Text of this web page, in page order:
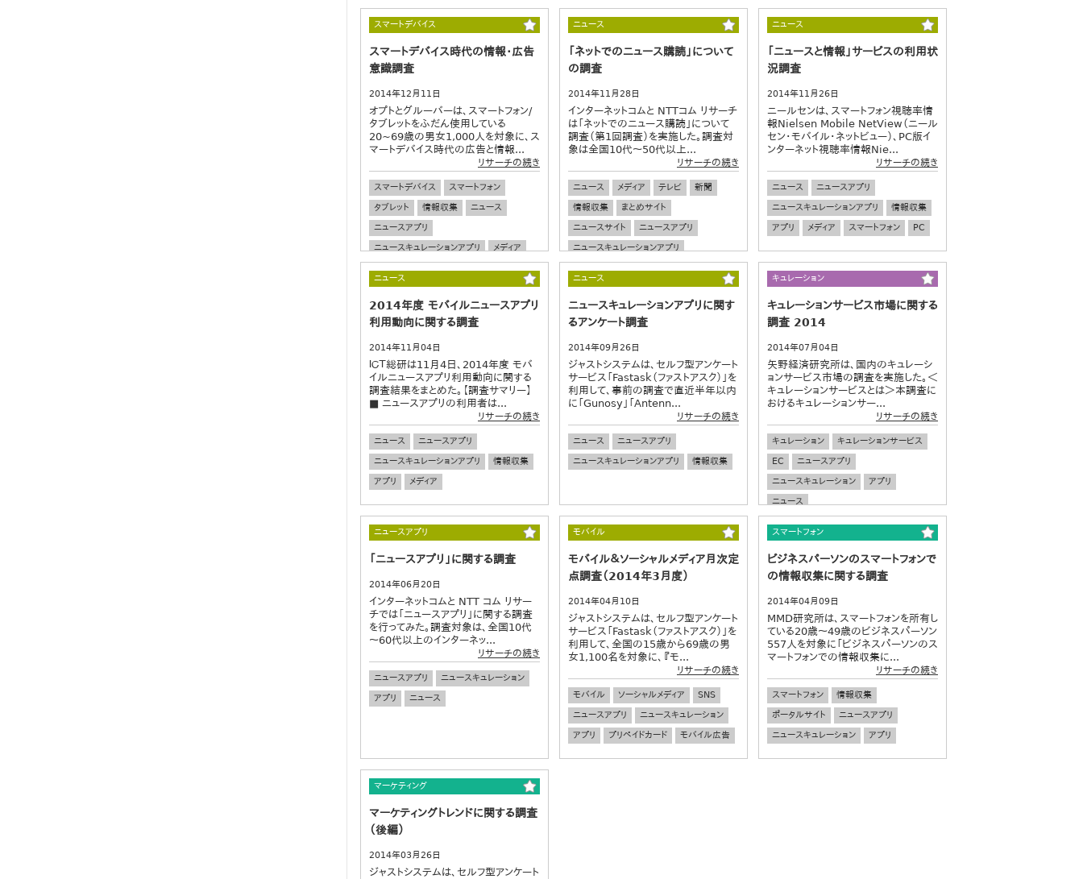
スマホショッピング
トレンド
スマートデバイス
スマートデバイス時代の情報・広告
意識調査
2014年12月11日
オプトとグルーバーは、スマートフォン/
タブレットをふだん使用している
20~69歳の男女1,000人を対象に、ス
マートデバイス時代の広告と情報...
リサーチの続き
スマートデバイス
スマートフォン
タブレット
情報収集
ニュース
ニュースアプリ
ニュースキュレーションアプリ
メディア
デジタルマーケティング
ニュース
「ネットでのニュース購読」について
の調査
2014年11月28日
インターネットコムと NTTコム リサーチ
は「ネットでのニュース購読」について
調査（第1回調査）を実施した。調査対
象は全国10代～50代以上...
リサーチの続き
ニュース メディア テレビ
新聞
情報収集
まとめサイト
ニュースサイト
ニュースアプリ
ニュースキュレーションアプリ
ニュース
「ニュースと情報」サービスの利用状
況調査
2014年11月26日
ニールセンは、スマートフォン視聴率情
報Nielsen Mobile NetView（ニール
セン・モバイル・ネットビュー）、PC版イ
ンターネット視聴率情報Nie...
リサーチの続き
ニュース
ニュースアプリ
ニュースキュレーションアプリ
情報収集
アプリ
メディア スマートフォン PC
ニュース
2014年度 モバイルニュースアプリ
利用動向に関する調査
2014年11月04日
ＩＣＴ総研は11月4日、2014年度 モバ
イルニュースアプリ利用動向に関する
調査結果をまとめた。【調査サマリー】
■ ニュースアプリの利用者は...
リサーチの続き
ニュース
ニュースアプリ
ニュースキュレーションアプリ
情報収集
アプリ
メディア
ニュース
ニュースキュレーションアプリに関す
るアンケート調査
2014年09月26日
ジャストシステムは、セルフ型アンケート
サービス「Fastask（ファストアスク）」を
利用して、事前の調査で直近半年以内
に「Gunosy」「Antenn...
リサーチの続き
ニュース
ニュースアプリ
ニュースキュレーションアプリ
情報収集
キュレーション
キュレーションサービス市場に関する
調査 2014
2014年07月04日
矢野経済研究所は、国内のキュレーシ
ョンサービス市場の調査を実施した。＜
キュレーションサービスとは＞本調査に
おけるキュレーションサー...
リサーチの続き
キュレーション
キュレーションサービス
EC
ニュースアプリ
ニュースキュレーション
アプリ
ニュース
ニュースアプリ
「ニュースアプリ」に関する調査
2014年06月20日
インターネットコムと NTT コム リサー
チでは「ニュースアプリ」に関する調査
を行ってみた。調査対象は、全国10代
～60代以上のインターネッ...
リサーチの続き
ニュースアプリ
ニュースキュレーション
アプリ
ニュース
モバイル
モバイル＆ソーシャルメディア月次定
点調査（2014年3月度）
2014年04月10日
ジャストシステムは、セルフ型アンケート
サービス「Fastask（ファストアスク）」を
利用して、全国の15歳から69歳の男
女1,100名を対象に、『モ...
リサーチの続き
モバイル ソーシャルメディア
SNS
ニュースアプリ
ニュースキュレーション
アプリ
プリペイドカード モバイル広告
スマートフォン
ビジネスパーソンのスマートフォンで
の情報収集に関する調査
2014年04月09日
MMD研究所は、スマートフォンを所有し
ている20歳～49歳のビジネスパーソン
557人を対象に「ビジネスパーソンのス
マートフォンでの情報収集に...
リサーチの続き
スマートフォン
情報収集
ポータルサイト
ニュースアプリ
ニュースキュレーション
アプリ
マーケティング
マーケティングトレンドに関する調査
（後編）
2014年03月26日
ジャストシステムは、セルフ型アンケート